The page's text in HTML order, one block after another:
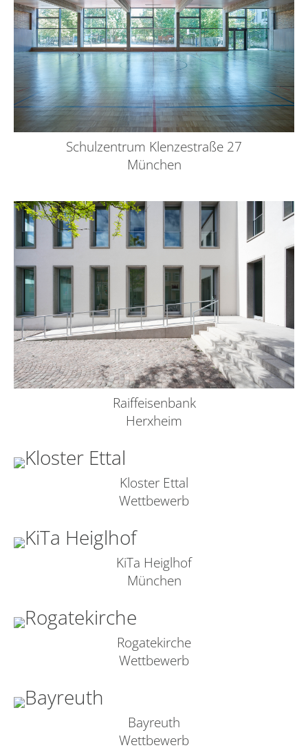
Schulzentrum Klenzestraße 27
München
Raiffeisenbank
Herxheim
Kloster Ettal
Wettbewerb
KiTa Heiglhof
München
Rogatekirche
Wettbewerb
Bayreuth
Wettbewerb